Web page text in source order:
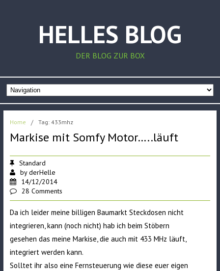
HELLES BLOG
DER BLOG ZUR BOX
Home / Tag: 433mhz
Markise mit Somfy Motor…..läuft
Standard
byderHelle
14/12/2014
28 Comments
Da ich leider meine billigen Baumarkt Steckdosen nicht
integrieren, kann (noch nicht) hab ich beim Stöbern
gesehen das meine Markise, die auch mit 433 MHz läuft,
integriert werden kann.
Solltet ihr also eine Fernsteuerung wie diese euer eigen